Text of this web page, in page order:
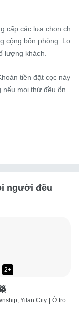
cấp các lựa chọn ch
cộng bốn phòng. Lo
lượng khách.
tiền đặt cọc này
mọi thứ đều ổn.
người đều
2+
Yilan City Ở trọ